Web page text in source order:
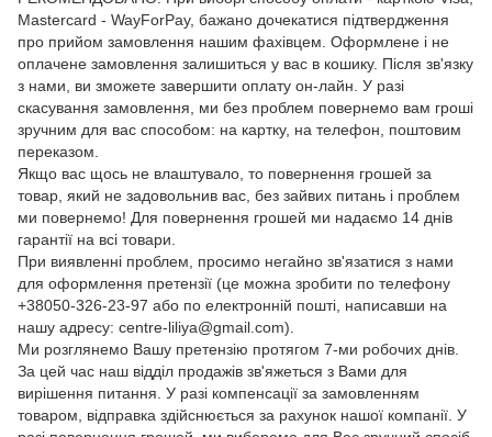
Mastercard - WayForPay, бажано дочекатися підтвердження
про прийом замовлення нашим фахівцем. Оформлене і не
оплачене замовлення залишиться у вас в кошику. Після зв'язку
з нами, ви зможете завершити оплату он-лайн. У разі
скасування замовлення, ми без проблем повернемо вам гроші
зручним для вас способом: на картку, на телефон, поштовим
переказом.
Якщо вас щось не влаштувало, то повернення грошей за
товар, який не задовольнив вас, без зайвих питань і проблем
ми повернемо! Для повернення грошей ми надаємо 14 днів
гарантії на всі товари.
При виявленні проблем, просимо негайно зв'язатися з нами
для оформлення претензії (це можна зробити по телефону
+38050-326-23-97 або по електронній пошті, написавши на
нашу адресу: centre-liliya@gmail.com).
Ми розглянемо Вашу претензію протягом 7-ми робочих днів.
За цей час наш відділ продажів зв'яжеться з Вами для
вирішення питання. У разі компенсації за замовленням
товаром, відправка здійснюється за рахунок нашої компанії. У